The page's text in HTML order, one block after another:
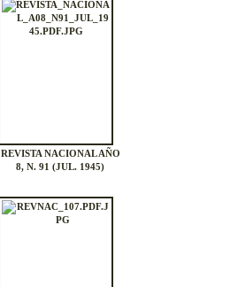
REVISTA NACIONAL AÑO
8, N. 91 (JUL. 1945)